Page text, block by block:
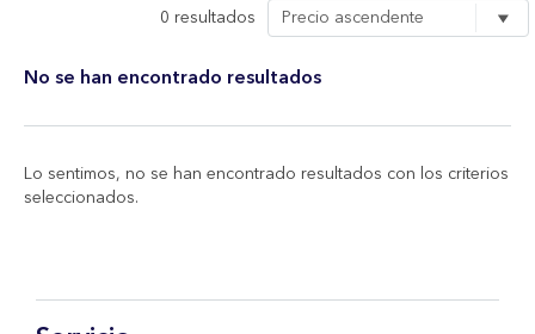
0 resultados
No se han encontrado resultados
Lo sentimos, no se han encontrado resultados con los criterios
seleccionados.